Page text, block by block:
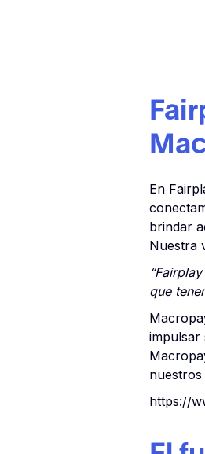
En
brindar
Nuestra
que
impulsar
https://